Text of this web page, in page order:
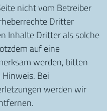
nicht vom Betreiber
Dritter
Inhalte Dritter als solche
auf eine
werden, bitten
Bei
werden wir